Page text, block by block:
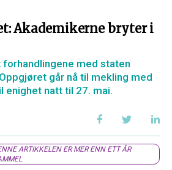
Akademikerne bryter i
med staten
går nå til mekling med
natt til 27. mai.
ARTIKKELEN ER MER ENN ETT ÅR